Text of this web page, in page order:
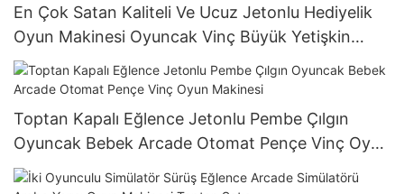
En Çok Satan Kaliteli Ve Ucuz Jetonlu Hediyelik
Oyun Makinesi Oyuncak Vinç Büyük Yetişkin
Pençe Makinesi
Toptan Kapalı Eğlence Jetonlu Pembe Çılgın
Oyuncak Bebek Arcade Otomat Pençe Vinç Oyun
Makinesi